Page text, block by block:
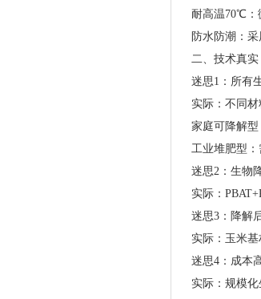
耐高温70℃：
防水防潮：
二、技术真
迷思1：所有
实际：不同
家庭可降解
工业堆肥型
迷思2：生物
实际：
迷思3：降解
实际：玉米
迷思4：成本
实际：规模